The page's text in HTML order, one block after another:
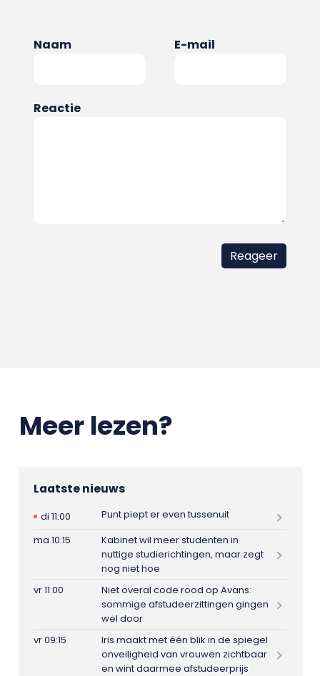
Naam E-mail
Reactie
Meer lezen?
Laatste nieuws
di 11:00
Punt piept er even tussenuit
ma 10:15
Kabinet wil meer studenten in
nuttige studierichtingen, maar zegt
nog niet hoe
vr 11:00
Niet overal code rood op Avans:
sommige afstudeerzittingen gingen
wel door
vr 09:15
Iris maakt met één blik in de spiegel
onveiligheid van vrouwen zichtbaar
en wint daarmee afstudeerprijs